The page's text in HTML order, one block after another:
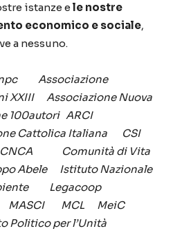
istanze e le nostre
economico e sociale,
a nessuno.
Associazione
XXIII Associazione Nuova
100autori ARCI
Cattolica Italiana CSI
CNCA
Comunità di Vita
Abele Istituto Nazionale
Legacoop
MCL MeiC
per l’Unità